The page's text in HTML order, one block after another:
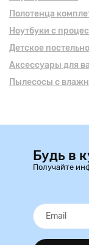
Полотенца
Ноутбуки с
Детское
Аксессуары для
Пылесосы с
Будь в
Получайте